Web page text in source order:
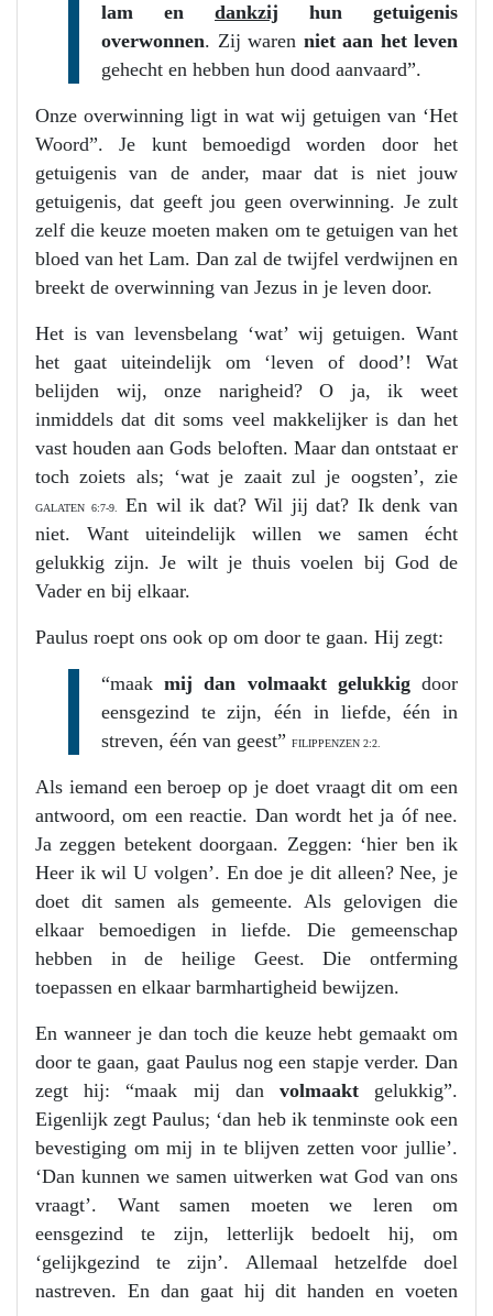
lam en dankzij hun getuigenis
overwonnen. Zij waren niet aan het leven
gehecht en hebben hun dood aanvaard”.
Onze overwinning ligt in wat wij getuigen van ‘Het
Woord”. Je kunt bemoedigd worden door het
getuigenis van de ander, maar dat is niet jouw
getuigenis, dat geeft jou geen overwinning. Je zult
zelf die keuze moeten maken om te getuigen van het
bloed van het Lam. Dan zal de twijfel verdwijnen en
breekt de overwinning van Jezus in je leven door.
Het is van levensbelang ‘wat’ wij getuigen. Want
het gaat uiteindelijk om ‘leven of dood’! Wat
belijden wij, onze narigheid? O ja, ik weet
inmiddels dat dit soms veel makkelijker is dan het
vast houden aan Gods beloften. Maar dan ontstaat er
toch zoiets als; ‘wat je zaait zul je oogsten’, zie
GALATEN 6:7-9.
En wil ik dat? Wil jij dat? Ik denk van
niet. Want uiteindelijk willen we samen écht
gelukkig zijn. Je wilt je thuis voelen bij God de
Vader en bij elkaar.
Paulus roept ons ook op om door te gaan. Hij zegt:
“maakmij dan volmaakt gelukkigdoor
eensgezind te zijn, één in liefde, één in
streven, één van geest” FILIPPENZEN 2:2.
Als iemand een beroep op je doet vraagt dit om een
antwoord, om een reactie. Dan wordt het ja óf nee.
Ja zeggen betekent doorgaan. Zeggen: ‘hier ben ik
Heer ik wil U volgen’. En doe je dit alleen? Nee, je
doet dit samen als gemeente. Als gelovigen die
elkaar bemoedigen in liefde. Die gemeenschap
hebben in de heilige Geest. Die ontferming
toepassen en elkaar barmhartigheid bewijzen.
En wanneer je dan toch die keuze hebt gemaakt om
door te gaan, gaat Paulus nog een stapje verder. Dan
zegt hij: “maak mij dan volmaaktgelukkig”.
Eigenlijk zegt Paulus; ‘dan heb ik tenminste ook een
bevestiging om mij in te blijven zetten voor jullie’.
‘Dan kunnen we samen uitwerken wat God van ons
vraagt’. Want samen moeten we leren om
eensgezind te zijn, letterlijk bedoelt hij, om
‘gelijkgezind te zijn’. Allemaal hetzelfde doel
nastreven. En dan gaat hij dit handen en voeten